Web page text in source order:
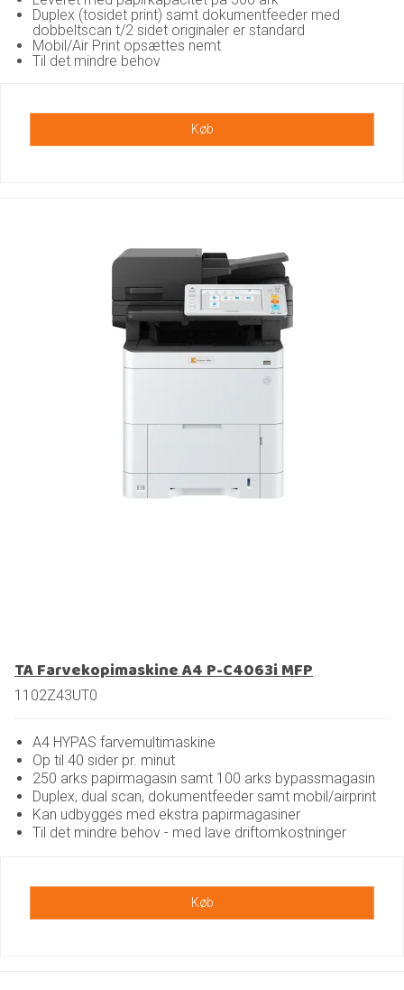
Duplex (tosidet print) samt dokumentfeeder med
dobbeltscan t/2 sidet originaler er standard
Mobil/Air Print opsættes nemt
Til det mindre behov
Køb
TA Farvekopimaskine A4 P-C4063i MFP
1102Z43UT0
A4 HYPAS farvemultimaskine
Op til 40 sider pr. minut
250 arks papirmagasin samt 100 arks bypassmagasin
Duplex, dual scan, dokumentfeeder samt mobil/airprint
Kan udbygges med ekstra papirmagasiner
Til det mindre behov - med lave driftomkostninger
Køb